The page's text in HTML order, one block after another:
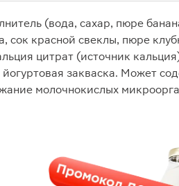
(вода, сахар, пюре
сок красной свеклы, пюре
цитрат (источник
закваска. Может
молочнокислых